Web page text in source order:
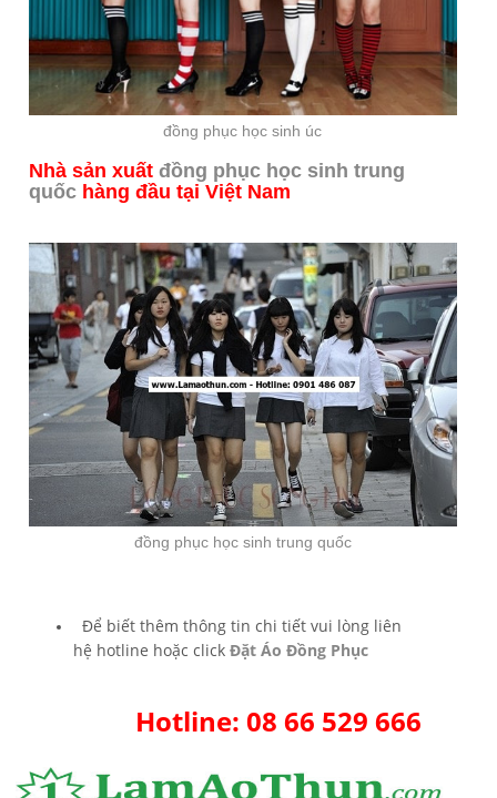
đồng phục học sinh úc
Nhà sản xuất đồng phục học sinh trung
quốc hàng đầu tại Việt Nam
đồng phục học sinh trung quốc
Để biết thêm thông tin chi tiết vui lòng liên
hệ hotline hoặc click Đặt Áo Đồng Phục
Hotline: 08 66 529 666